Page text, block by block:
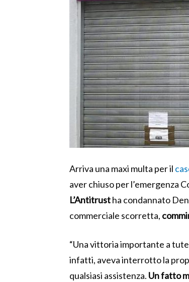
Arriva una maxi multa per il
aver chiuso per l’emergenza
L’Antitrustha condannato
commerciale scorretta,
“Una vittoria importante a
infatti, aveva interrotto la
qualsiasi assistenza. Un fatto